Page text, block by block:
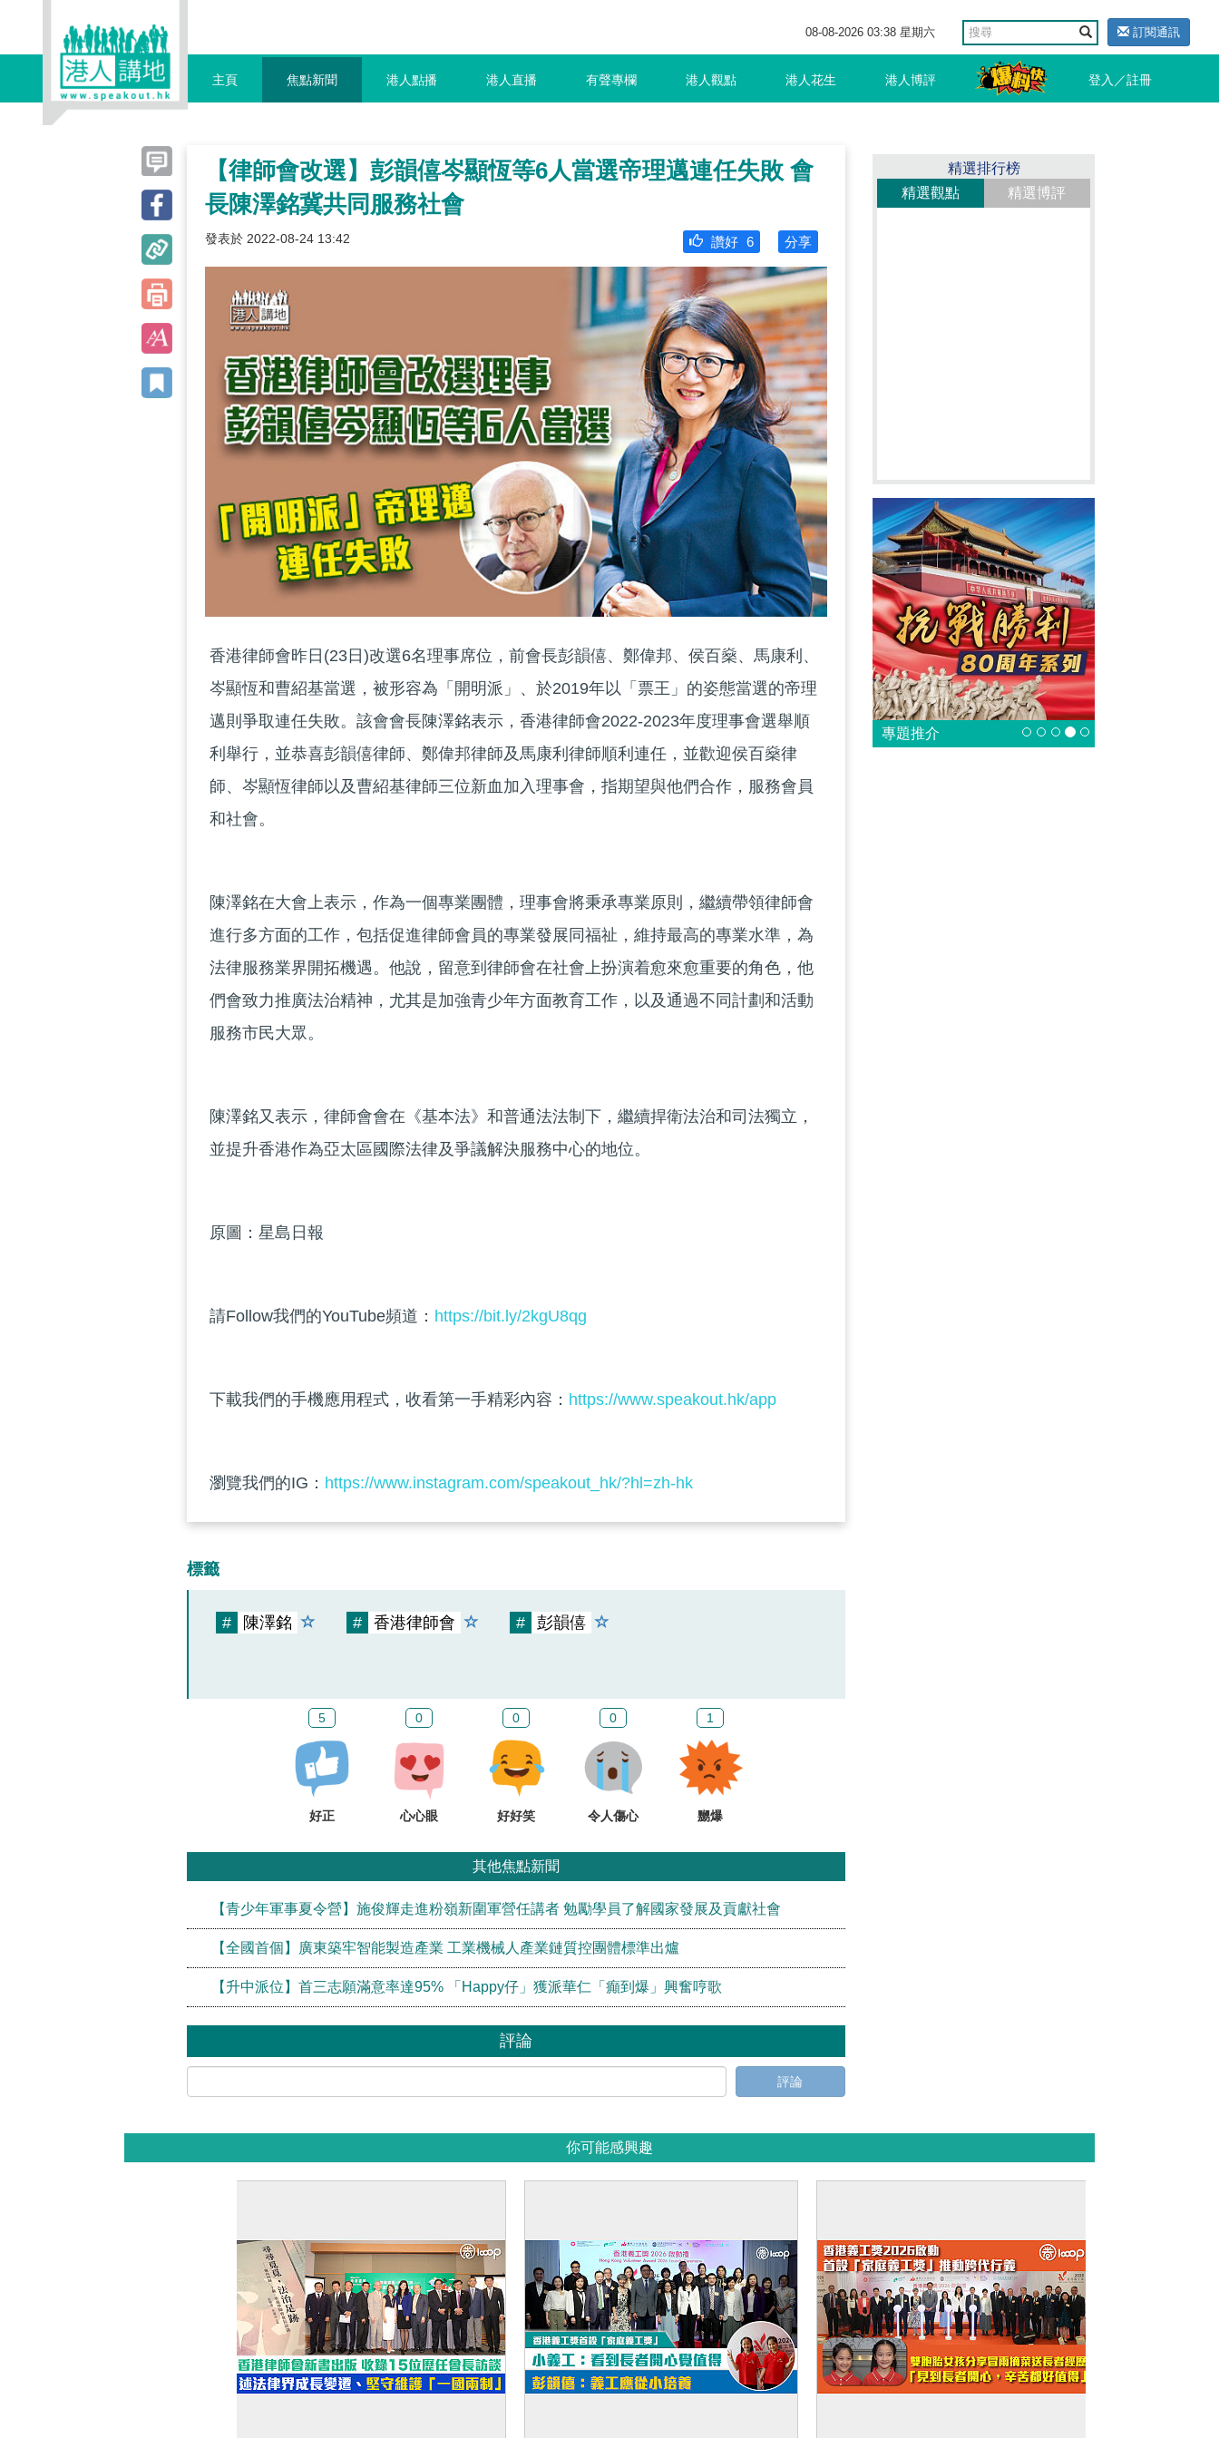
08-08-2026 03:38 星期六 訂閱通訊
主頁 焦點新聞 港人點播 港人直播 有聲專欄 港人觀點 港人花生 港人博評 登入／註冊
【律師會改選】彭韻僖岑顯恆等6人當選帝理邁連任失敗 會
長陳澤銘冀共同服務社會
發表於 2022-08-24 13:42 分享
讚好 6
香港律師會昨日(23日)改選6名理事席位，前會長彭韻僖、鄭偉邦、侯百燊、馬康利、
岑顯恆和曹紹基當選，被形容為「開明派」、於2019年以「票王」的姿態當選的帝理
邁則爭取連任失敗。該會會長陳澤銘表示，香港律師會2022-2023年度理事會選舉順
利舉行，並恭喜彭韻僖律師、鄭偉邦律師及馬康利律師順利連任，並歡迎侯百燊律
師、岑顯恆律師以及曹紹基律師三位新血加入理事會，指期望與他們合作，服務會員
和社會。
陳澤銘在大會上表示，作為一個專業團體，理事會將秉承專業原則，繼續帶領律師會
進行多方面的工作，包括促進律師會員的專業發展同福祉，維持最高的專業水準，為
法律服務業界開拓機遇。他說，留意到律師會在社會上扮演着愈來愈重要的角色，他
們會致力推廣法治精神，尤其是加強青少年方面教育工作，以及通過不同計劃和活動
服務市民大眾。
陳澤銘又表示，律師會會在《基本法》和普通法法制下，繼續捍衛法治和司法獨立，
並提升香港作為亞太區國際法律及爭議解決服務中心的地位。
原圖：星島日報
請Follow我們的YouTube頻道： https://bit.ly/2kgU8qg
下載我們的手機應用程式，收看第一手精彩內容： https://www.speakout.hk/app
瀏覽我們的IG： https://www.instagram.com/speakout_hk/?hl=zh-hk
標籤
# 陳澤銘 # 香港律師會 # 彭韻僖
5
好正
0
心心眼
0
好好笑
0
令人傷心
1
嬲爆
其他焦點新聞
【青少年軍事夏令營】施俊輝走進粉嶺新圍軍營任講者 勉勵學員了解國家發展及貢獻社會
【全國首個】廣東築牢智能製造產業 工業機械人產業鏈質控團體標準出爐
【升中派位】首三志願滿意率達95% 「Happy仔」獲派華仁「癲到爆」興奮哼歌
評論
評論
精選排行榜
精選觀點
精選博評
專題推介
你可能感興趣